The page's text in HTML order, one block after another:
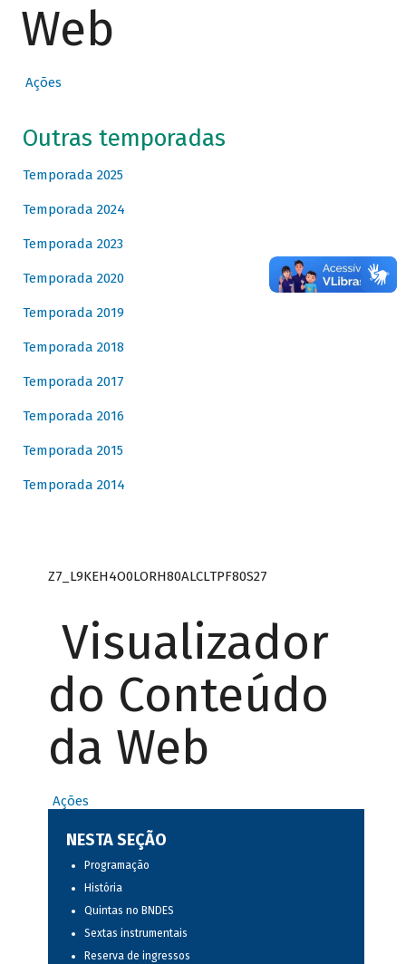
Web
Ações
Outras temporadas
Temporada 2025
Temporada 2024
Temporada 2023
Temporada 2020
Temporada 2019
Temporada 2018
Temporada 2017
Temporada 2016
Temporada 2015
Temporada 2014
Z7_L9KEH4O0LORH80ALCLTPF80S27
Visualizador
do Conteúdo
da Web
Ações
NESTA SEÇÃO
Programação
História
Quintas no BNDES
Sextas instrumentais
Reserva de ingressos